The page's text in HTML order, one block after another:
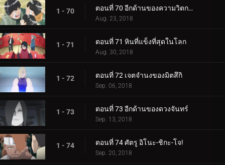
1 - 70 ตอนที่ 70 อีกด้านของความวิตกกังวล
Aug. 23, 2018
1 - 71 ตอนที่ 71 หินที่แข็งที่สุดในโลก
Aug. 30, 2018
1 - 72 ตอนที่ 72 เจตจำนงของมิตสึกิ
Sep. 06, 2018
1 - 73 ตอนที่ 73 อีกด้านของดวงจันทร์
Sep. 13, 2018
1 - 74 ตอนที่ 74 ศัตรู อิโนะ-ชิกะ-โจ!
Sep. 20, 2018